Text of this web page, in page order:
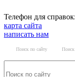
Телефон для
карта сайта
написать нам
Поиск по сайту Поиск